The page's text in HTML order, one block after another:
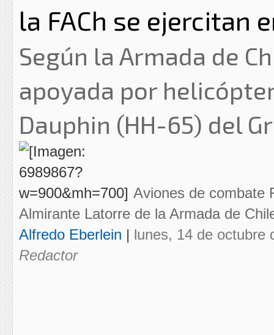
la FACh se ejercitan
Según la Armada de
apoyada por
Dauphin (HH-65) del
Aviones de combate
Almirante Latorre de la Armada de
Alfredo Eberlein | lunes, 14 de octubre
Redactor